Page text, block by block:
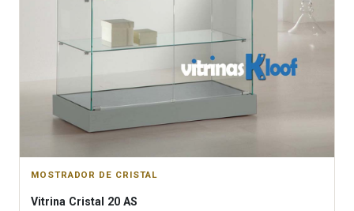
MOSTRADOR DE CRISTAL
Vitrina Cristal 20 AS